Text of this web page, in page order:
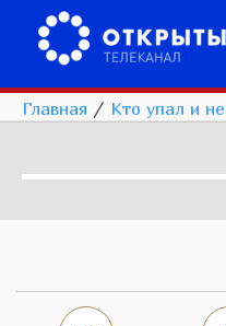
Главная / Кто упал и